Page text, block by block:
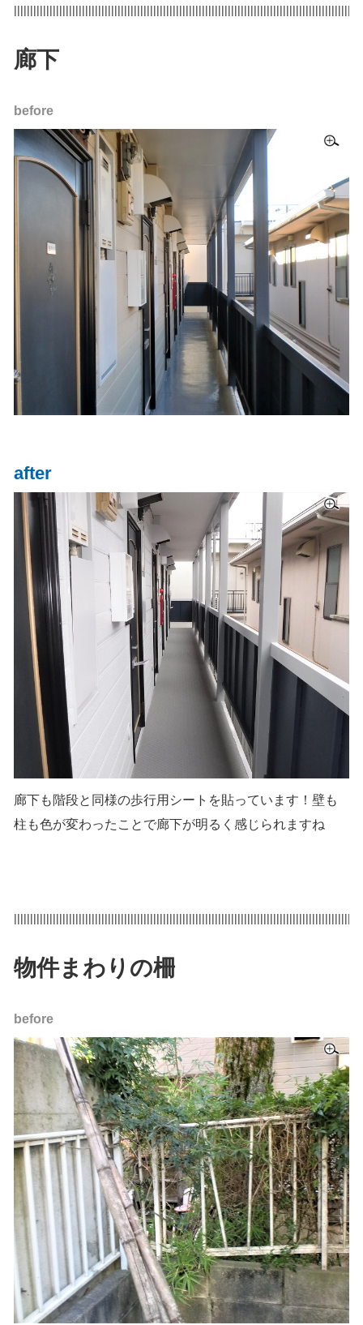
廊下
before
after
廊下も階段と同様の歩行用シートを貼っています！壁も
柱も色が変わったことで廊下が明るく感じられますね
物件まわりの柵
before